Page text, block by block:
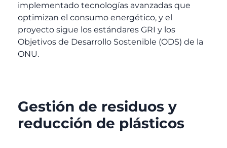
implementado tecnologías avanzadas que
optimizan el consumo energético, y el
proyecto sigue los estándares GRI y los
Objetivos de Desarrollo Sostenible (ODS) de la
ONU.
Gestión de residuos y
reducción de plásticos